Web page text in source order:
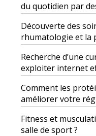
du quotidien par
Découverte des
rhumatologie et la
Recherche d’une
exploiter internet
Comment les
améliorer votre
Fitness et
salle de sport ?